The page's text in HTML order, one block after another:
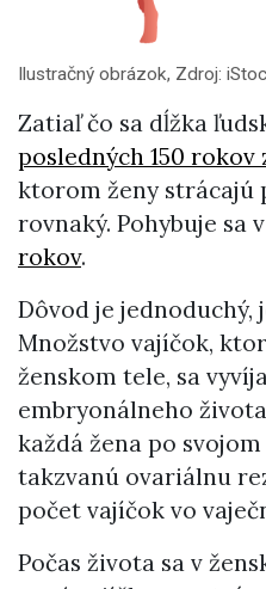
Ilustračný obrázok, Zdroj:
Zatiaľ čo sa dĺžka
posledných 150 rokov
ktorom ženy strácajú
rovnaký. Pohybuje sa
rokov.
Dôvod je jednoduchý,
Množstvo vajíčok,
ženskom tele, sa
embryonálneho
každá žena po
takzvanú ovariálnu
počet vajíčok vo
Počas života sa v